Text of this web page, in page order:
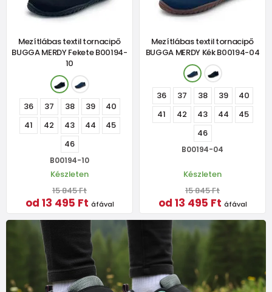
Mezítlábas textil tornacipő
BUGGA MERDY Fekete B00194-
10
36 37 38 39
40
41
42 43 44
45
46
B00194-10
Készleten
15 845 Ft
od 13 495 Ft áfával
Mezítlábas textil tornacipő
BUGGA MERDY Kék B00194-04
36 37 38 39
40
41
42 43 44
45
46
B00194-04
Készleten
15 845 Ft
od 13 495 Ft áfával